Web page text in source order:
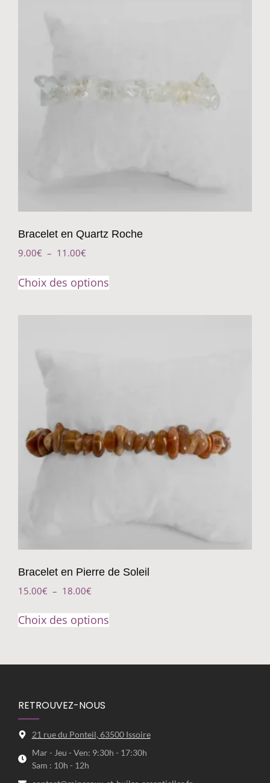
Bracelet en Quartz Roche
9.00€ – 11.00€
Choix des options
Bracelet en Pierre de Soleil
15.00€ – 18.00€
Choix des options
RETROUVEZ-NOUS
21 rue du Ponteil, 63500 Issoire
Mar - Jeu - Ven: 9:30h - 17:30h
Sam : 10h - 12h